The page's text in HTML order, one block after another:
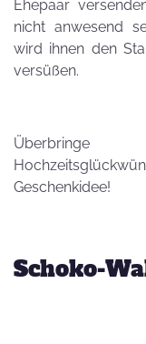
Ehepaar
nicht anwesend
wird ihnen den
versüßen.
Geschenkidee!
Schoko-